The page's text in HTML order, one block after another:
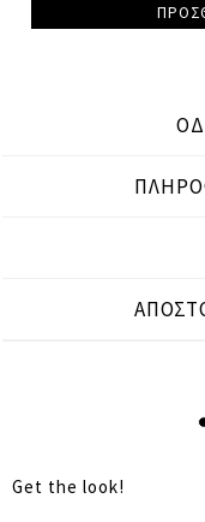
● ΧΑΛΑΡΗ ΕΦΑΡΜΟΓΗ
in
ΣΤΗΘΟΣ
Get the look!